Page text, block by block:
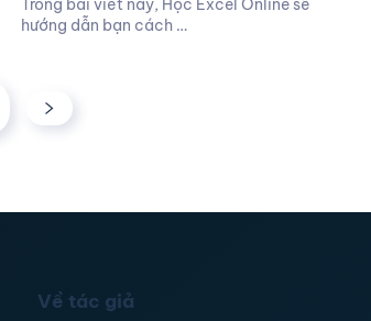
Trong bài viết này, Học Excel Online sẽ
hướng dẫn bạn cách …
Về tác giả